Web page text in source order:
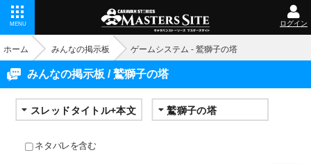
MENU ログイン
ホーム みんなの掲示板 ゲームシステム - 鷲獅子の塔
みんなの掲示板 / 鷲獅子の塔
ネタバレを含む